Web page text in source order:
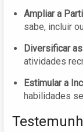
Ampliar a
sabe, incluir
Diversificar
atividades
Estimular a
habilidades